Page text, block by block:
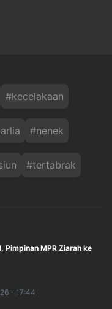
#kecelakaan
#nenek
#tertabrak
Pimpinan MPR Ziarah ke
- 17:44